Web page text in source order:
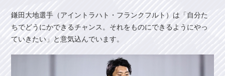
鎌田大地選手（アイントラハト・フランクフルト）は「自分た
ちでどうにかできるチャンス。それをものにできるようにやっ
ていきたい」と意気込んでいます。